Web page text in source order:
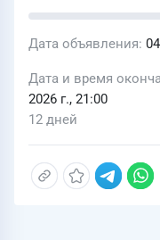
Дата объявления
Дата и время
2026 г., 21:00
12 дней